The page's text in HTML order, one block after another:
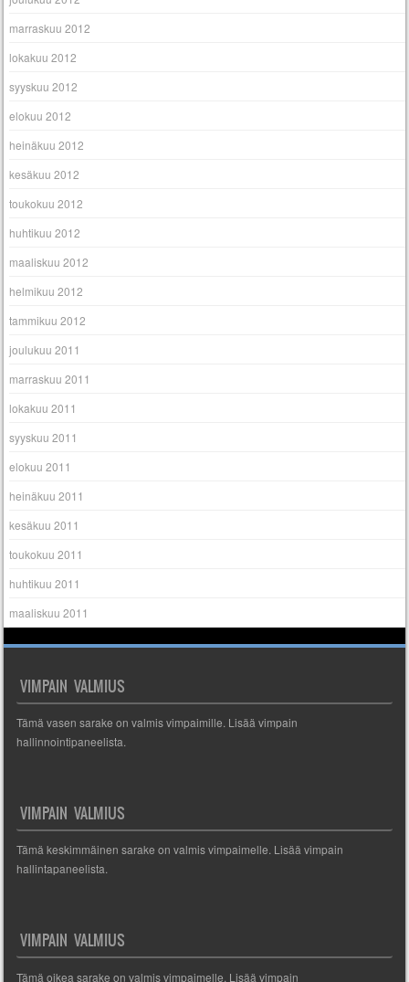
marraskuu 2012
lokakuu 2012
syyskuu 2012
elokuu 2012
heinäkuu 2012
kesäkuu 2012
toukokuu 2012
huhtikuu 2012
maaliskuu 2012
helmikuu 2012
tammikuu 2012
joulukuu 2011
marraskuu 2011
lokakuu 2011
syyskuu 2011
elokuu 2011
heinäkuu 2011
kesäkuu 2011
toukokuu 2011
huhtikuu 2011
maaliskuu 2011
VIMPAIN VALMIUS
Tämä vasen sarake on valmis vimpaimille. Lisää vimpain
hallinnointipaneelista.
VIMPAIN VALMIUS
Tämä keskimmäinen sarake on valmis vimpaimelle. Lisää vimpain
hallintapaneelista.
VIMPAIN VALMIUS
Tämä oikea sarake on valmis vimpaimelle. Lisää vimpain